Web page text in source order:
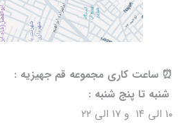
⏰️ ساعت کاری مجموعه قم جهیزیه :
شنبه تا پنج شنبه :
۱۰ الی ۱۴ و ۱۷ الی ۲۲